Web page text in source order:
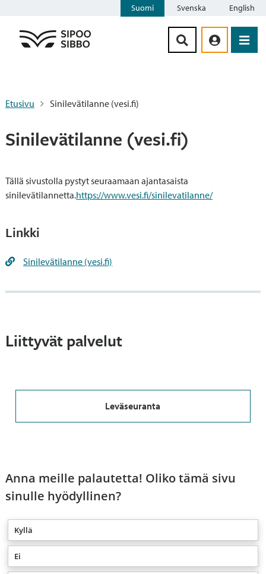
Suomi Svenska English
Etusivu Sinilevätilanne (vesi.fi)
Sinilevätilanne (vesi.fi)
Tällä sivustolla pystyt seuraamaan ajantasaista
sinilevätilannetta.https://www.vesi.fi/sinilevatilanne/
Linkki
Sinilevätilanne (vesi.fi)
Liittyvät palvelut
Leväseuranta
Anna meille palautetta! Oliko tämä sivu
sinulle hyödyllinen?
Kyllä
Ei